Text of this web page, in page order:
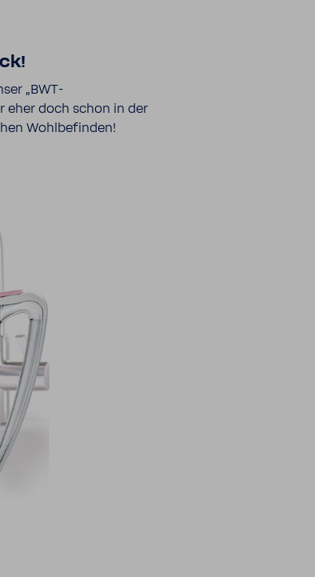
„BWT-​
eher doch schon in der
Wohl­be­finden!